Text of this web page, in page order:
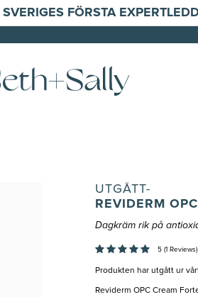
FÖRSTA
UTGÅTT-
REVIDERM
Dagkräm rik på
5 (1 Reviews)
Produkten har utgått ur
Reviderm OPC Cream